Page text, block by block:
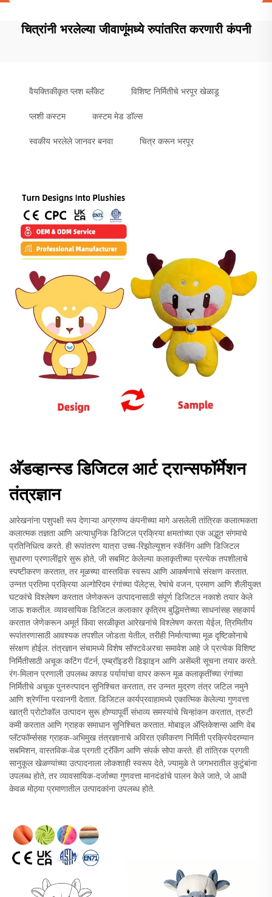
चित्रांनी भरलेल्या जीवाणूंमध्ये रुपांतरित करणारी कंपनी
वैयक्तिकीकृत प्लश ब्लॅंकेट विशिष्ट निर्मितीचे भरपूर खेळाडू
प्लशी कस्टम कस्टम मेड डॉल्स
स्वकीय भरलेले जानवर बनवा चित्र करून भरपूर
अ‍ॅडव्हान्स्ड डिजिटल आर्ट ट्रान्सफॉर्मेशन
तंत्रज्ञान
आरेखनांना पशुपक्षी रूप देणाऱ्या अग्रगण्य कंपनीच्या मागे असलेली तांत्रिक कलात्मकता
कलात्मक तज्ञता आणि अत्याधुनिक डिजिटल प्रक्रिया क्षमतांच्या एक अद्भुत संगमाचे
प्रतिनिधित्व करते. ही रूपांतरण यात्रा उच्च-रिझोल्यूशन स्कॅनिंग आणि डिजिटल
सुधारणा प्रणालींद्वारे सुरू होते, जी सबमिट केलेल्या कलाकृतीच्या प्रत्येक तपशीलाचे
स्पष्टीकरण करतात, तर मूळच्या वास्तविक स्वरूप आणि आकर्षणाचे संरक्षण करतात.
उन्नत प्रतिमा प्रक्रिया अल्गोरिदम रंगांच्या पॅलेट्स, रेषांचे वजन, प्रमाण आणि शैलीयुक्त
घटकांचे विश्लेषण करतात जेणेकरून उत्पादनासाठी संपूर्ण डिजिटल नकाशे तयार केले
जाऊ शकतील. व्यावसायिक डिजिटल कलाकार कृत्रिम बुद्धिमत्तेच्या साधनांसह सहकार्य
करतात जेणेकरून अमूर्त किंवा सरळीकृत आरेखनांचे विश्लेषण करता येईल, त्रिमितीय
रूपांतरणासाठी आवश्यक तपशील जोडता येतील, तरीही निर्मात्याच्या मूळ दृष्टिकोनाचे
संरक्षण होईल. तंत्रज्ञान संचामध्ये विशेष सॉफ्टवेअरचा समावेश आहे जे प्रत्येक विशिष्ट
निर्मितीसाठी अचूक कटिंग पॅटर्न, एम्ब्रॉइडरी डिझाइन आणि असेंब्ली सूचना तयार करते.
रंग-मिलान प्रणाली उपलब्ध कापड पर्यायांचा वापर करून मूळ कलाकृतींच्या रंगांच्या
निर्मितीचे अचूक पुनरुत्पादन सुनिश्चित करतात, तर उन्नत मुद्रण तंत्र जटिल नमुने
आणि श्रेणींना परवानगी देतात. डिजिटल कार्यप्रवाहामध्ये एकात्मिक केलेल्या गुणवत्ता
खात्री प्रोटोकॉल उत्पादन सुरू होण्यापूर्वी संभाव्य समस्यांचे चिन्हांकन करतात, त्रुटी
कमी करतात आणि ग्राहक समाधान सुनिश्चित करतात. मोबाइल अ‍ॅप्लिकेशन्स आणि वेब
प्लॅटफॉर्म्ससह ग्राहक-अभिमुख तंत्रज्ञानाचे अविरत एकीकरण निर्मिती प्रक्रियेदरम्यान
सबमिशन, वास्तविक-वेळ प्रगती ट्रॅकिंग आणि संपर्क सोपा करते. ही तांत्रिक प्रगती
सानुकूल खेळण्यांच्या उत्पादनाला लोकशाही स्वरूप देते, ज्यामुळे ते जगभरातील कुटुंबांना
उपलब्ध होते, तर व्यावसायिक-दर्जाच्या गुणवत्ता मानदंडांचे पालन केले जाते, जे आधी
केवळ मोठ्या प्रमाणातील उत्पादकांना उपलब्ध होते.